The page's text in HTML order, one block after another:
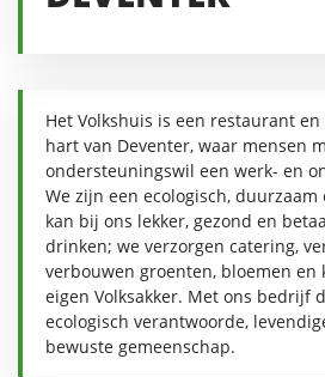
Het Volkshuis is een restaurant
hart van Deventer, waar mensen
ondersteuningswil een werk- en
We zijn een ecologisch, duurzaam
kan bij ons lekker, gezond en
drinken; we verzorgen catering,
verbouwen groenten, bloemen en
eigen Volksakker. Met ons bedrijf
ecologisch verantwoorde,
bewuste gemeenschap.